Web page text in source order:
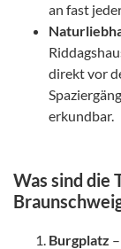
an fast
direkt vor
erkundbar.
Was sind die
Burgplatz